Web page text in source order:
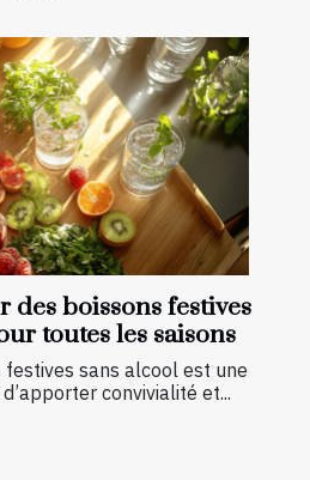
des boissons festives
toutes les saisons
festives sans alcool est une
convivialité et...